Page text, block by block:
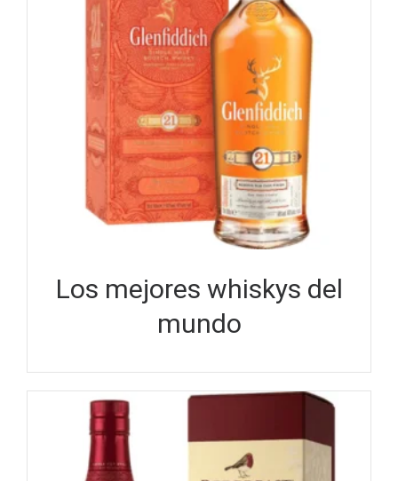
Los mejores whiskys del
mundo